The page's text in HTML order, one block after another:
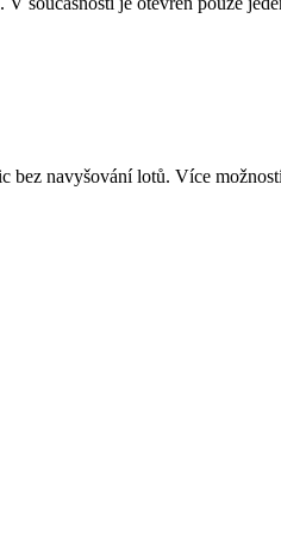
navyšování lotů. Více